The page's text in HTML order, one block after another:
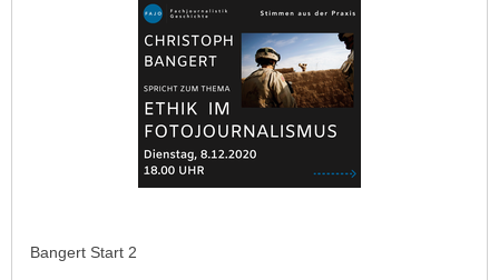
Bangert Start 2